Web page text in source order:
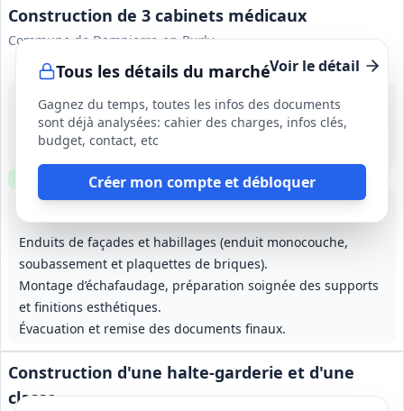
Tous les détails du marché
Gagnez du temps, toutes les infos des documents
sont déjà analysées: cahier des charges, infos clés,
budget, contact, etc
Créer mon compte et débloquer
Construction de 3 cabinets médicaux
Commune de Dampierre-en-Burly
Voir le détail
Enduits de façades et habillages (enduit monocouche,
soubassement et plaquettes de briques).
Montage d’échafaudage, préparation soignée des supports
et finitions esthétiques.
Évacuation et remise des documents finaux.
20 août 2026
Dampierre-en-Burly (45)
Clause environnementale Visiterequise
Construction d'une halte-garderie et d'une
classe